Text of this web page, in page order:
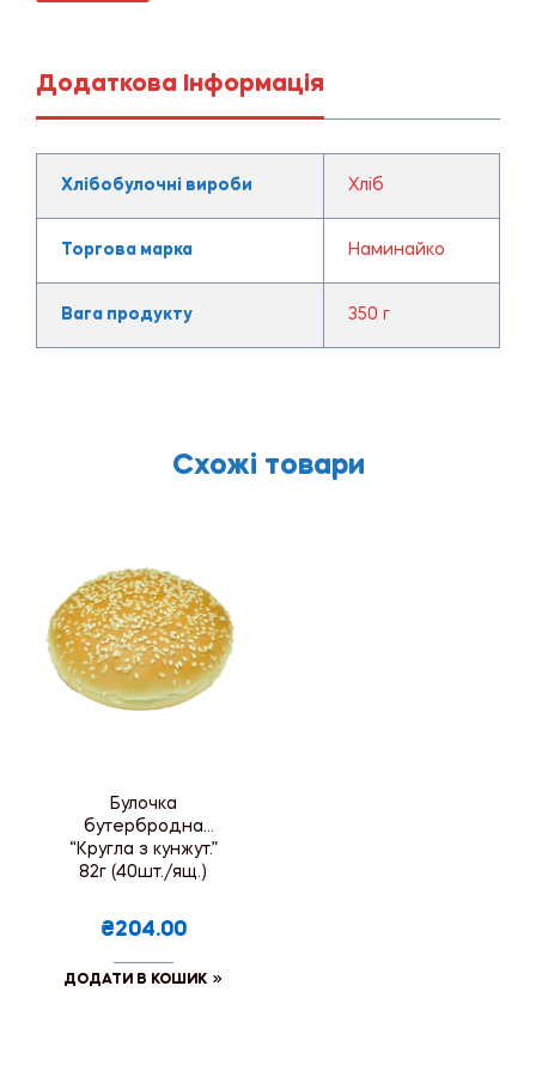
Додаткова Інформація
Хлібобулочні вироби Хліб
Торгова марка Наминайко
Вага продукту 350 г
Схожі товари
Булочка
бутербродна
“Кругла з кунжут.”
82г (40шт./ящ.)
₴204.00
ДОДАТИ В КОШИК